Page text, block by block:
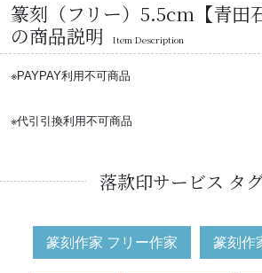
篆刻（フリー）5.5cm【青田
の商品説明
Item Description
※PAYPAY利用不可商品
※代引引換利用不可商品
落款印サービス タ
篆刻作家 フリー作家 篆刻作